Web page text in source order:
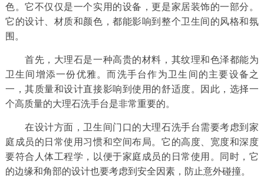
色。它不仅仅是一个实用的设备，更是家居装饰的一部分。
它的设计、材质和颜色，都能影响到整个卫生间的风格和氛
围。
首先，大理石是一种高贵的材料，其纹理和色泽都能为
卫生间增添一份优雅。而洗手台作为卫生间的主要设备之
一，其质量和设计直接影响到使用的舒适度。因此，选择一
个高质量的大理石洗手台是非常重要的。
在设计方面，卫生间门口的大理石洗手台需要考虑到家
庭成员的日常使用习惯和空间布局。它的高度、宽度和深度
要符合人体工程学，以便于家庭成员的日常使用。同时，它
的边缘和角部的设计也要考虑到安全因素，防止意外碰撞。